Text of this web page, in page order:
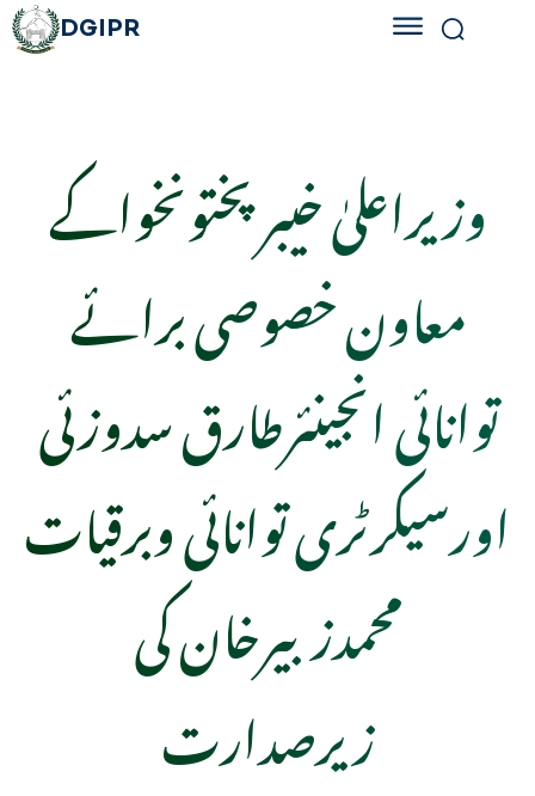
DGIPR
وزیراعلیٰ خیبرپختونخواکے
معاون خصوصی برائے
توانائی انجینئرطارق سدوزئی
اورسیکرٹری توانائی وبرقیات
محمدزبیرخان کی
زیرصدارت